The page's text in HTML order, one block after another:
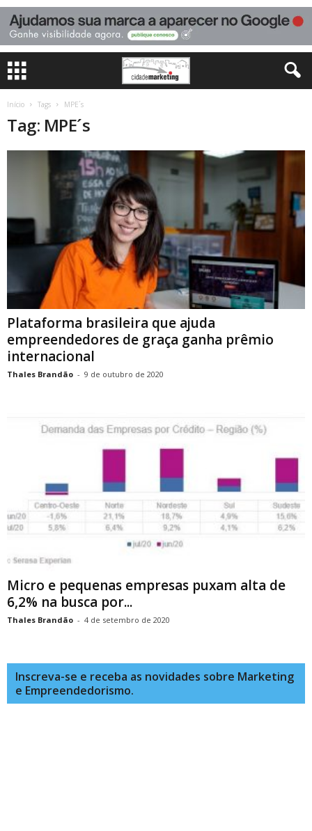
Início Tags MPE´s
Tag: MPE´s
Plataforma brasileira que ajuda
empreendedores de graça ganha prêmio
internacional
Thales Brandão - 9 de outubro de 2020
Micro e pequenas empresas puxam alta de
6,2% na busca por...
Thales Brandão - 4 de setembro de 2020
Inscreva-se e receba as novidades sobre Marketing
e Empreendedorismo.